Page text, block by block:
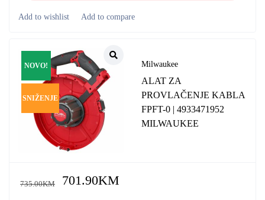
NOVO!
SNIŽENJE
Milwaukee
ALAT ZA
PROVLAČENJE KABLA
FPFT-0 | 4933471952
MILWAUKEE
735.00KM 701.90KM